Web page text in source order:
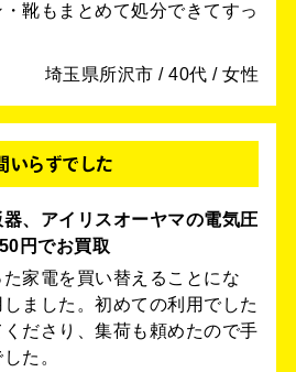
靴もまとめて処分できてすっ
埼玉県所沢市 / 40代 / 女性
いらずでした
、アイリスオーヤマの電気圧
円でお買取
家電を買い替えることにな
ました。初めての利用でした
ださり、集荷も頼めたので手
た。